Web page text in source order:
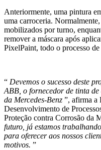
Anteriormente, uma pintura
uma carroceria.
mobilizados por turno,
remover a máscara após
PixelPaint, todo o processo
“ Devemos o sucesso deste
ABB, o fornecedor de tinta
da Mercedes-Benz ”, afirma a
Desenvolvimento de
Proteção contra Corrosão da
futuro, já estamos
para oferecer aos nossos
motivos. ”